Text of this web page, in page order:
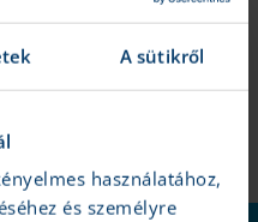
A sütikről
használatához,
és személyre